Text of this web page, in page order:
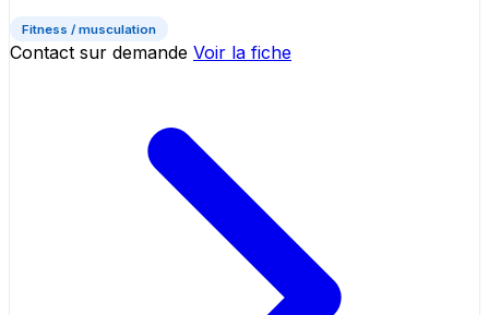
Fitness / musculation
Contact sur demande Voir la fiche